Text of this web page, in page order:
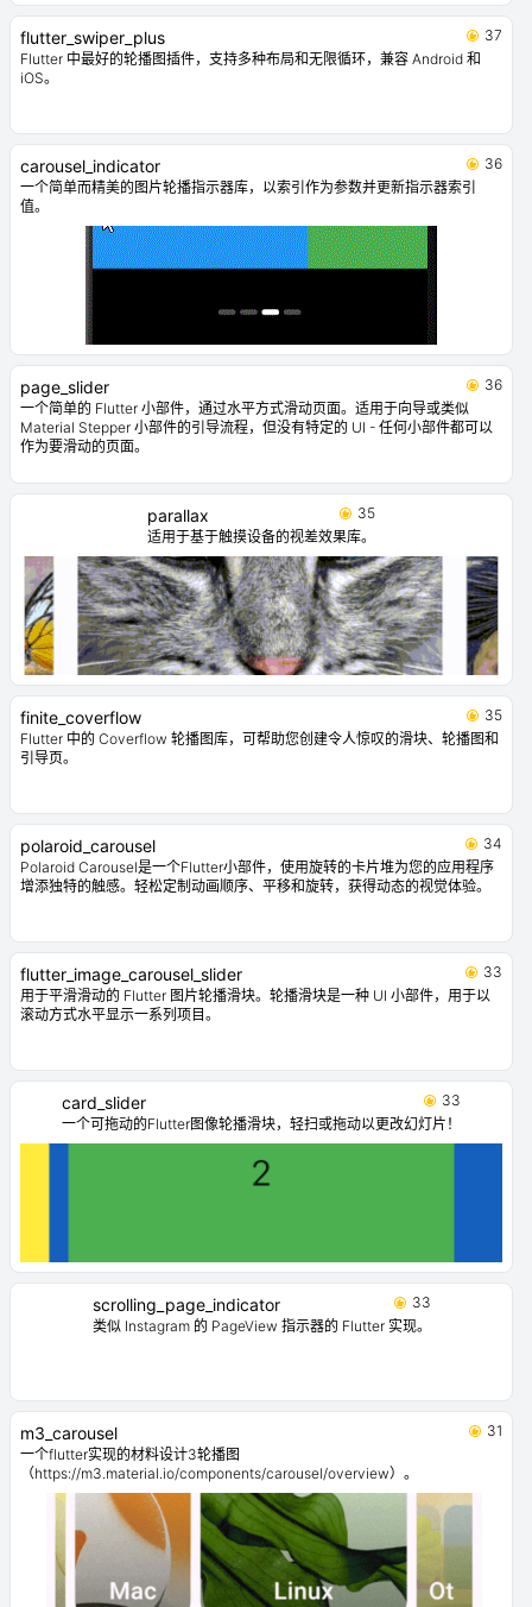
flutter_swiper_plus
37
Flutter 中最好的轮播图插件，支持多种布局和无限循环，兼容 Android 和
iOS。
carousel_indicator
36
一个简单而精美的图片轮播指示器库，以索引作为参数并更新指示器索引
值。
page_slider
36
一个简单的 Flutter 小部件，通过水平方式滑动页面。适用于向导或类似
Material Stepper 小部件的引导流程，但没有特定的 UI - 任何小部件都可以
作为要滑动的页面。
parallax
35
适用于基于触摸设备的视差效果库。
finite_coverflow
35
Flutter 中的 Coverflow 轮播图库，可帮助您创建令人惊叹的滑块、轮播图和
引导页。
polaroid_carousel
34
Polaroid Carousel是一个Flutter小部件，使用旋转的卡片堆为您的应用程序
增添独特的触感。轻松定制动画顺序、平移和旋转，获得动态的视觉体验。
flutter_image_carousel_slider
33
用于平滑滑动的 Flutter 图片轮播滑块。轮播滑块是一种 UI 小部件，用于以
滚动方式水平显示一系列项目。
card_slider
33
一个可拖动的Flutter图像轮播滑块，轻扫或拖动以更改幻灯片！
scrolling_page_indicator
33
类似 Instagram 的 PageView 指示器的 Flutter 实现。
m3_carousel
31
一个flutter实现的材料设计3轮播图
（https://m3.material.io/components/carousel/overview）。